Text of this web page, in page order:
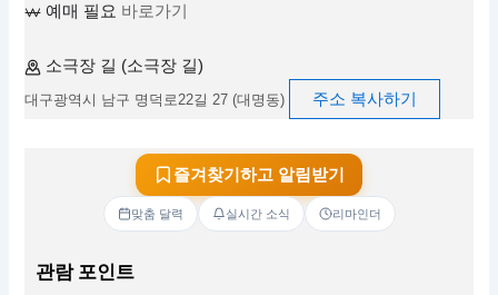
예매 필요 바로가기
소극장 길 (소극장 길)
대구광역시 남구 명덕로22길 27 (대명동) 주소 복사하기
즐겨찾기하고 알림받기
맞춤 달력 실시간 소식 리마인더
관람 포인트